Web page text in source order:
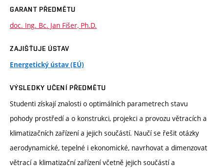
GARANT PŘEDMĚTU
doc. Ing. Bc. Jan Fišer, Ph.D.
ZAJIŠŤUJE ÚSTAV
Energetický ústav (EÚ)
VÝSLEDKY UČENÍ PŘEDMĚTU
Studenti získají znalosti o optimálních parametrech stavu
pohody prostředí a o konstrukci, projekci a provozu větracích a
klimatizačních zařízení a jejich součástí. Naučí se řešit otázky
aerodynamické, tepelné i ekonomické, navrhovat a dimenzovat
větrací a klimatizační zařízení včetně jejich součástí a